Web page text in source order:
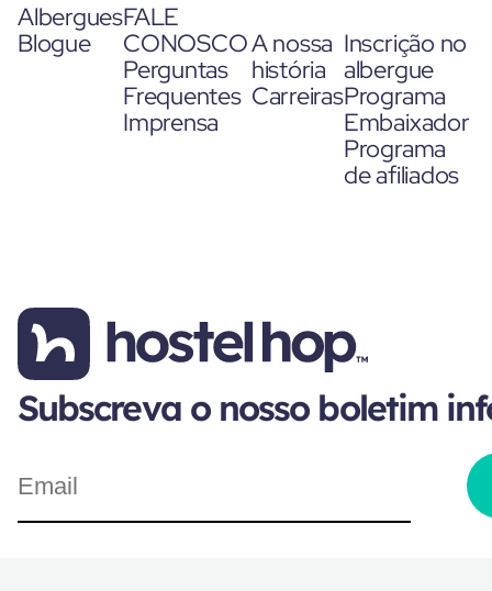
Albergues
Blogue
FALE
CONOSCO
Perguntas
Frequentes
Imprensa
A nossa
história
Carreiras
Inscrição no
albergue
Programa
Embaixador
Programa
de afiliados
Subscreva o nosso boletim